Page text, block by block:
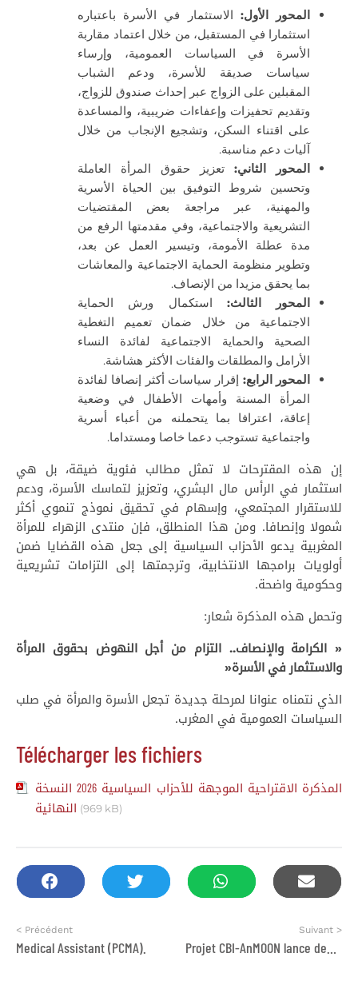
المحور الأول: الاستثمار في الأسرة باعتباره
استثمارا في المستقبل، من خلال اعتماد مقاربة
الأسرة في السياسات العمومية، وإرساء
سياسات صديقة للأسرة، ودعم الشباب
المقبلين على الزواج عبر إحداث صندوق للزواج،
وتقديم تحفيزات وإعفاءات ضريبية، والمساعدة
على اقتناء السكن، وتشجيع الإنجاب من خلال
آليات دعم مناسبة.
المحور الثاني: تعزيز حقوق المرأة العاملة
وتحسين شروط التوفيق بين الحياة الأسرية
والمهنية، عبر مراجعة بعض المقتضيات
التشريعية والاجتماعية، وفي مقدمتها الرفع من
مدة عطلة الأمومة، وتيسير العمل عن بعد،
وتطوير منظومة الحماية الاجتماعية والمعاشات
بما يحقق مزيدا من الإنصاف.
المحور الثالث: استكمال ورش الحماية
الاجتماعية من خلال ضمان تعميم التغطية
الصحية والحماية الاجتماعية لفائدة النساء
الأرامل والمطلقات والفئات الأكثر هشاشة.
المحور الرابع: إقرار سياسات أكثر إنصافا لفائدة
المرأة المسنة وأمهات الأطفال في وضعية
إعاقة، اعترافا بما يتحملنه من أعباء أسرية
واجتماعية تستوجب دعما خاصا ومستداما.
إن هذه المقترحات لا تمثل مطالب فئوية ضيقة، بل هي
استثمار في الرأس مال البشري، وتعزيز لتماسك الأسرة، ودعم
للاستقرار المجتمعي، وإسهام في تحقيق نموذج تنموي أكثر
شمولا وإنصافا. ومن هذا المنطلق، فإن منتدى الزهراء للمرأة
المغربية يدعو الأحزاب السياسية إلى جعل هذه القضايا ضمن
أولويات برامجها الانتخابية، وترجمتها إلى التزامات تشريعية
وحكومية واضحة.
وتحمل هذه المذكرة شعار:
« الكرامة والإنصاف.. التزام من أجل النهوض بحقوق المرأة
والاستثمار في الأسرة«
الذي نتمناه عنوانا لمرحلة جديدة تجعل الأسرة والمرأة في صلب
السياسات العمومية في المغرب.
Télécharger les fichiers
المذكرة الاقتراحية الموجهة للأحزاب السياسية 2026 النسخة
النهائية
(969 kB)
< Précédent
Medical Assistant (PCMA).
Suivant >